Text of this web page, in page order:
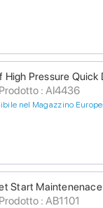
High Pressure Quick
: AI4436
nel Magazzino
Start
: AB1101